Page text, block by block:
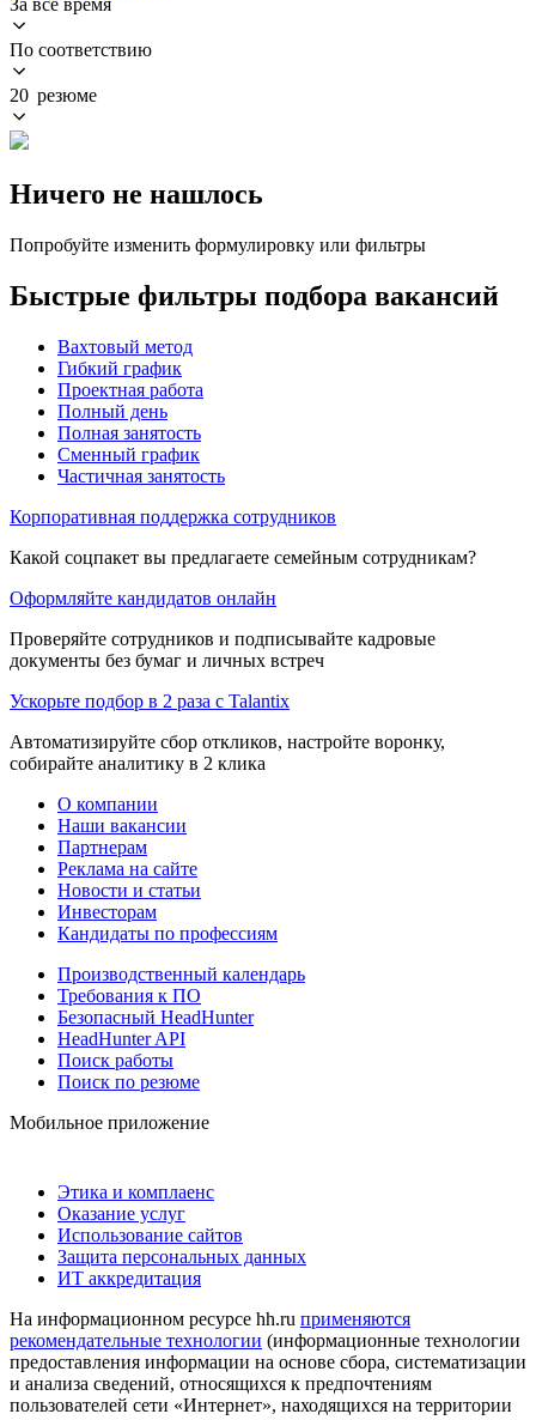
По соответствию
20 резюме
Ничего не нашлось
Попробуйте изменить формулировку или фильтры
Быстрые фильтры подбора вакансий
Вахтовый метод
Гибкий график
Проектная работа
Полный день
Полная занятость
Сменный график
Частичная занятость
Корпоративная поддержка сотрудников
Какой соцпакет вы предлагаете семейным сотрудникам?
Оформляйте кандидатов онлайн
Проверяйте сотрудников и подписывайте кадровые
документы без бумаг и личных встреч
Ускорьте подбор в 2 раза с Talantix
Автоматизируйте сбор откликов, настройте воронку,
собирайте аналитику в 2 клика
О компании
Наши вакансии
Партнерам
Реклама на сайте
Новости и статьи
Инвесторам
Кандидаты по профессиям
Производственный календарь
Требования к ПО
Безопасный HeadHunter
HeadHunter API
Поиск работы
Поиск по резюме
Мобильное приложение
Этика и комплаенс
Оказание услуг
Использование сайтов
Защита персональных данных
ИТ аккредитация
На информационном ресурсе hh.ru применяются
рекомендательные технологии (информационные технологии
предоставления информации на основе сбора, систематизации
и анализа сведений, относящихся к предпочтениям
пользователей сети «Интернет», находящихся на территории